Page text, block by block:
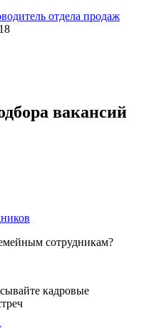
отдела продаж
вакансий
сотрудникам?
кадровые